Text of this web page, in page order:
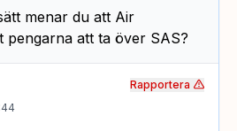
menar du att Air
pengarna att ta över SAS?
Rapportera